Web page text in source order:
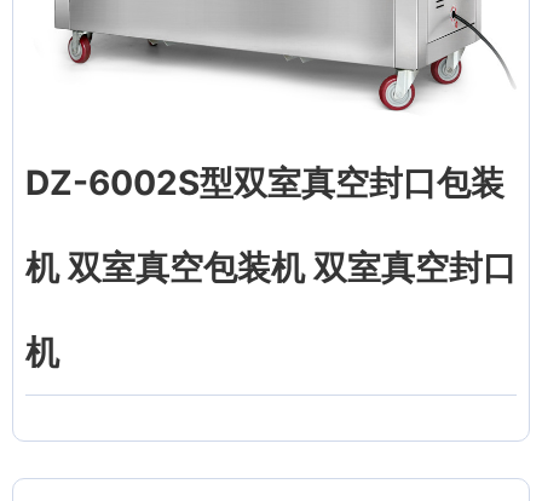
DZ-6002S型双室真空封口包装
机 双室真空包装机 双室真空封口
机